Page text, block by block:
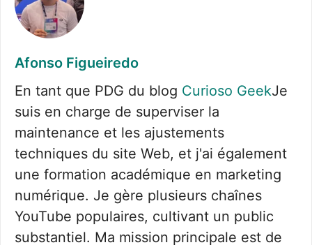
Afonso Figueiredo
En tant que PDG du blog Curioso GeekJe
suis en charge de superviser la
maintenance et les ajustements
techniques du site Web, et j'ai également
une formation académique en marketing
numérique. Je gère plusieurs chaînes
YouTube populaires, cultivant un public
substantiel. Ma mission principale est de